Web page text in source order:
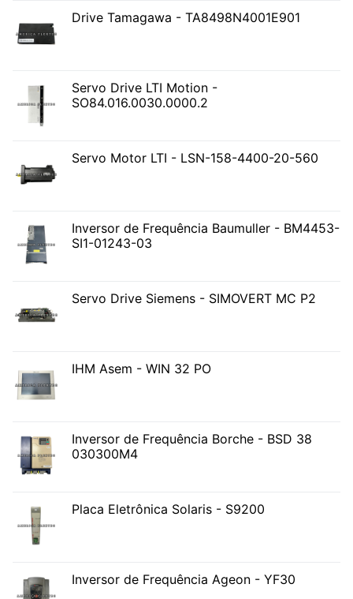
Drive Tamagawa - TA8498N4001E901
Servo Drive LTI Motion -
SO84.016.0030.0000.2
Servo Motor LTI - LSN-158-4400-20-560
Inversor de Frequência Baumuller - BM4453-
SI1-01243-03
Servo Drive Siemens - SIMOVERT MC P2
IHM Asem - WIN 32 PO
Inversor de Frequência Borche - BSD 38
030300M4
Placa Eletrônica Solaris - S9200
Inversor de Frequência Ageon - YF30